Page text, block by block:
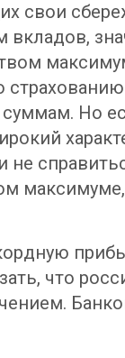
свои
Но
не
что